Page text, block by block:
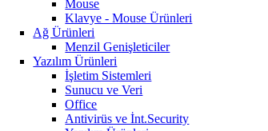
Mouse
Klavye - Mouse Ürünleri
Ağ Ürünleri
Menzil Genişleticiler
Yazılım Ürünleri
İşletim Sistemleri
Sunucu ve Veri
Office
Antivirüs ve İnt.Security